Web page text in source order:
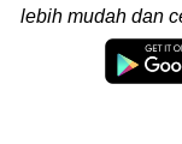
lebih mudah dan